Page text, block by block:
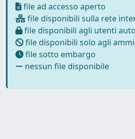
file ad accesso aperto
file disponibili sulla rete
file disponibili agli utenti
file disponibili solo agli
file sotto embargo
nessun file disponibile